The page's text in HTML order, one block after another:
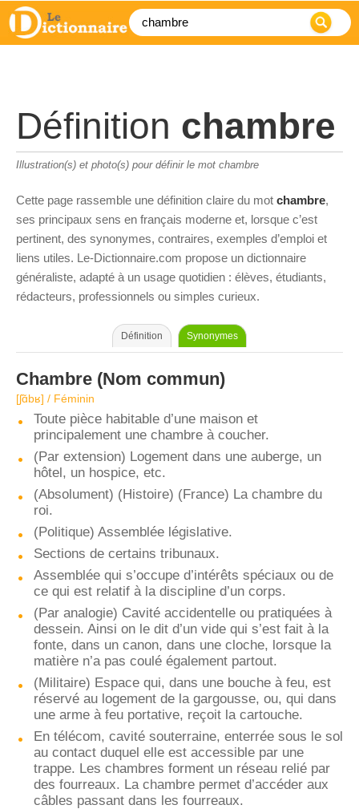
Définition chambre
Illustration(s) et photo(s) pour définir le mot chambre
Cette page rassemble une définition claire du mot chambre,
ses principaux sens en français moderne et, lorsque c’est
pertinent, des synonymes, contraires, exemples d’emploi et
liens utiles. Le-Dictionnaire.com propose un dictionnaire
généraliste, adapté à un usage quotidien : élèves, étudiants,
rédacteurs, professionnels ou simples curieux.
Définition Synonymes
Chambre (Nom commun)
[ʃɑ̃bʁ] / Féminin
Toute pièce habitable d’une maison et
principalement une chambre à coucher.
(Par extension) Logement dans une auberge, un
hôtel, un hospice, etc.
(Absolument) (Histoire) (France) La chambre du
roi.
(Politique) Assemblée législative.
Sections de certains tribunaux.
Assemblée qui s’occupe d’intérêts spéciaux ou de
ce qui est relatif à la discipline d’un corps.
(Par analogie) Cavité accidentelle ou pratiquées à
dessein. Ainsi on le dit d’un vide qui s’est fait à la
fonte, dans un canon, dans une cloche, lorsque la
matière n’a pas coulé également partout.
(Militaire) Espace qui, dans une bouche à feu, est
réservé au logement de la gargousse, ou, qui dans
une arme à feu portative, reçoit la cartouche.
En télécom, cavité souterraine, enterrée sous le sol
au contact duquel elle est accessible par une
trappe. Les chambres forment un réseau relié par
des fourreaux. La chambre permet d’accéder aux
câbles passant dans les fourreaux.